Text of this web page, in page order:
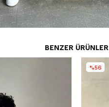
BENZER ÜRÜNLER
%56